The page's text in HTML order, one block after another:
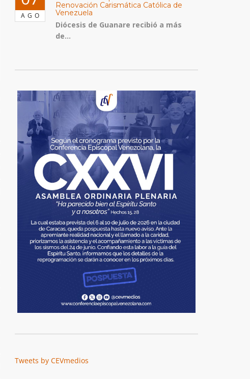
AGO
Renovación Carismática Católica de
Venezuela
Diócesis de Guanare recibió a más
de...
Tweets by CEVmedios